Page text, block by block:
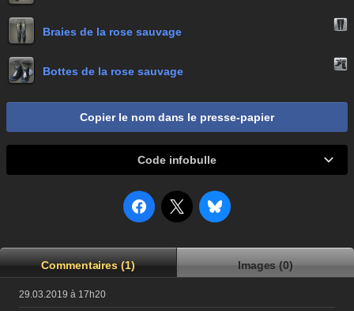
Braies de la rose sauvage
Bottes de la rose sauvage
Copier le nom dans le presse-papier
Code infobulle
Commentaires (1) Images (0)
29.03.2019 à 17h20